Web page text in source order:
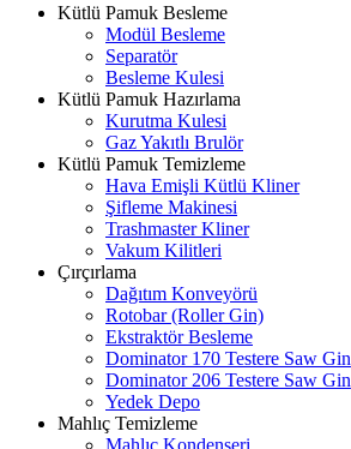
Kütlü Pamuk Besleme
Modül Besleme
Separatör
Besleme Kulesi
Kütlü Pamuk Hazırlama
Kurutma Kulesi
Gaz Yakıtlı Brulör
Kütlü Pamuk Temizleme
Hava Emişli Kütlü Kliner
Şifleme Makinesi
Trashmaster Kliner
Vakum Kilitleri
Çırçırlama
Dağıtım Konveyörü
Rotobar (Roller Gin)
Ekstraktör Besleme
Dominator 170 Testere Saw Gin
Dominator 206 Testere Saw Gin
Yedek Depo
Mahlıç Temizleme
Mahlıç Kondenseri